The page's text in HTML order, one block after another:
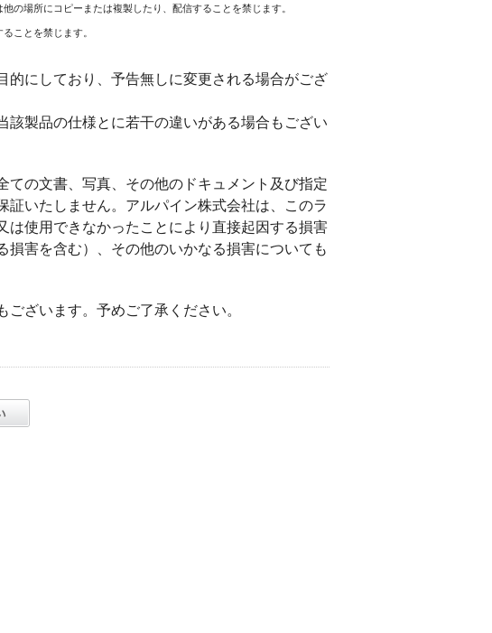
の場所にコピーまたは複製したり、配信することを禁じます。
ことを禁じます。
的にしており、予告無しに変更される場合がござ
該製品の仕様とに若干の違いがある場合もござい
の文書、写真、その他のドキュメント及び指定
いたしません。アルパイン株式会社は、このラ
は使用できなかったことにより直接起因する損害
害を含む）、その他のいかなる損害についても
ざいます。予めご了承ください。